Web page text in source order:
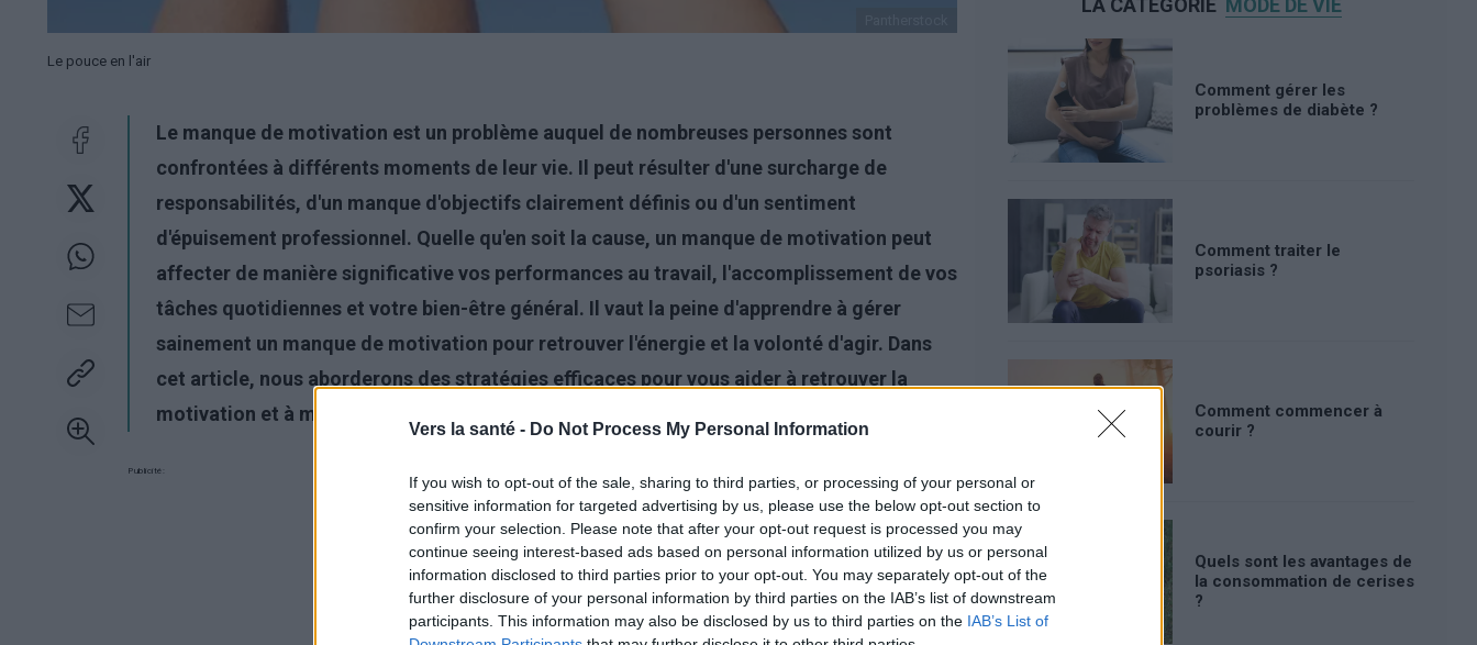
Vers la santé - Do Not Process My Personal Information
If you wish to opt-out of the sale, sharing to third parties, or processing of your personal or
sensitive information for targeted advertising by us, please use the below opt-out section to
confirm your selection. Please note that after your opt-out request is processed you may
continue seeing interest-based ads based on personal information utilized by us or personal
information disclosed to third parties prior to your opt-out. You may separately opt-out of the
further disclosure of your personal information by third parties on the IAB’s list of downstream
participants. This information may also be disclosed by us to third parties on the IAB’s List of
Le pouce en l'air
Le manque de motivation est un problème auquel de nombreuses personnes sont
confrontées à différents moments de leur vie. Il peut résulter d'une surcharge de
responsabilités, d'un manque d'objectifs clairement définis ou d'un sentiment
d'épuisement professionnel. Quelle qu'en soit la cause, un manque de motivation peut
affecter de manière significative vos performances au travail, l'accomplissement de vos
tâches quotidiennes et votre bien-être général. Il vaut la peine d'apprendre à gérer
sainement un manque de motivation pour retrouver l'énergie et la volonté d'agir. Dans
cet article, nous aborderons des stratégies efficaces pour vous aider à retrouver la
motivation et à maîtriser vos défis quotidiens.
Publicité:
LA CATÉGORIE MODE DE VIE
Comment gérer les
problèmes de diabète ?
Comment traiter le
psoriasis ?
Comment commencer à
courir ?
Quels sont les avantages de
la consommation de cerises
?